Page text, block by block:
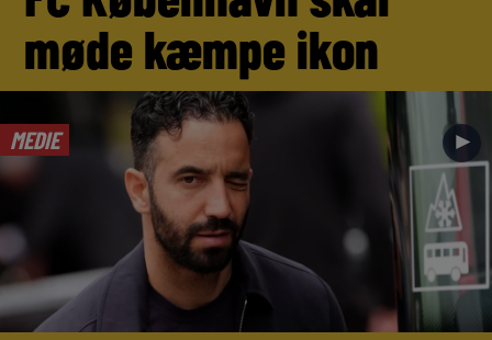
møde kæmpe ikon
MEDIE ►